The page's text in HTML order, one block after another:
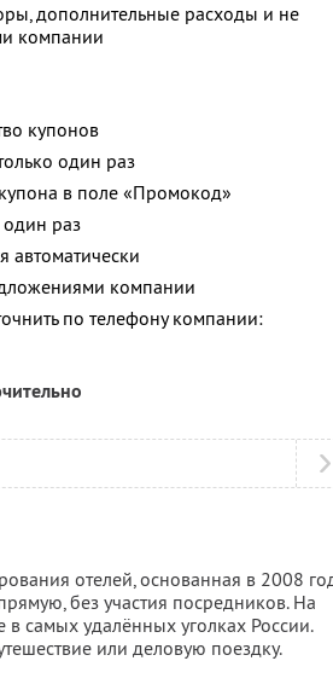
дополнительные расходы и не
компании
купонов
один раз
в поле «Промокод»
раз
автоматически
компании
по телефону компании:
отелей, основанная в 2008
без участия посредников. На
самых удалённых уголках России.
или деловую поездку.